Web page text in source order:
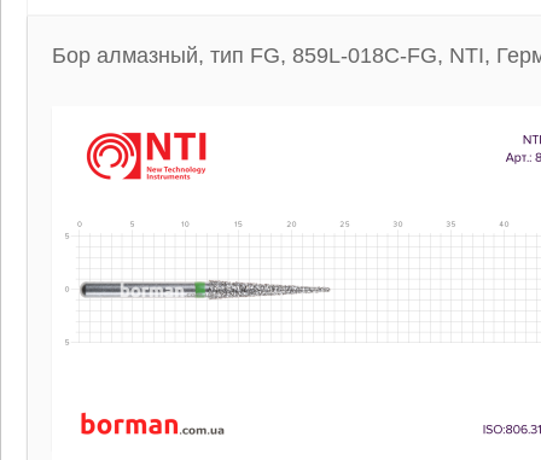
Бор алмазный, тип FG, 859L-018C-FG, NTI,